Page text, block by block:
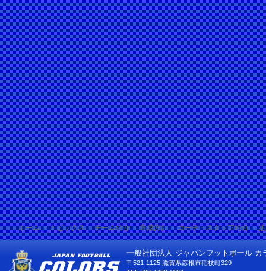
ホーム トピックス チーム紹介 育成方針 コーチ・スタッフ紹介
一般社団法人 ジャパンフットボール カ
〒521-1125 滋賀県彦根市稲枝町329